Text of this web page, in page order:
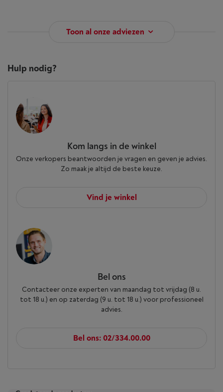
Toon al onze adviezen
Hulp nodig?
Kom langs in de winkel
Onze verkopers beantwoorden je vragen en geven je advies.
Zo maak je altijd de beste keuze.
Vind je winkel
Bel ons
Contacteer onze experten van maandag tot vrijdag (8 u.
tot 18 u.) en op zaterdag (9 u. tot 18 u.) voor professioneel
advies.
Bel ons: 02/334.00.00